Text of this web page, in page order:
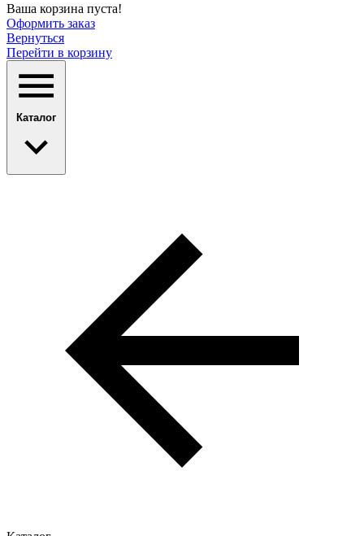
Ваша корзина пуста!
Оформить заказ
Вернуться
Перейти в корзину
Каталог